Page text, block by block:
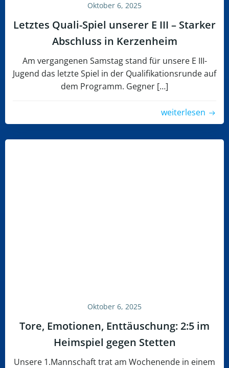
Oktober 6, 2025
Letztes Quali-Spiel unserer E III – Starker
Abschluss in Kerzenheim
Am vergangenen Samstag stand für unsere E III-
Jugend das letzte Spiel in der Qualifikationsrunde auf
dem Programm. Gegner […]
weiterlesen
Oktober 6, 2025
Tore, Emotionen, Enttäuschung: 2:5 im
Heimspiel gegen Stetten
Unsere 1.Mannschaft trat am Wochenende in einem